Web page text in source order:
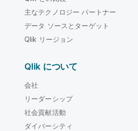
主なテクノロジー パートナー
データ ソースとターゲット
Qlik リージョン
Qlik について
会社
リーダーシップ
社会貢献活動
ダイバーシティ